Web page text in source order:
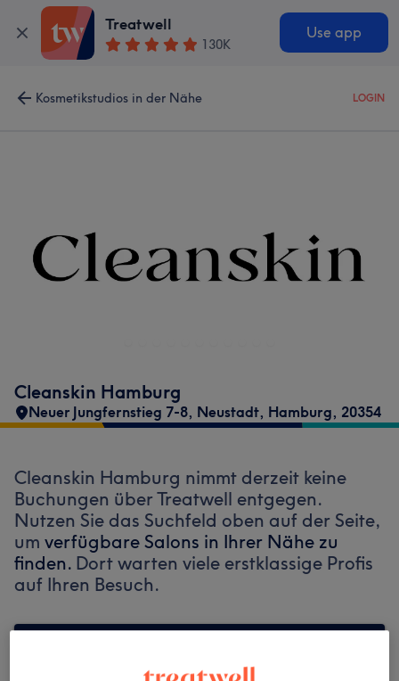
Treatwell
130K
Use app
Kosmetikstudios in der Nähe LOGIN
Cleanskin Hamburg
Neuer Jungfernstieg 7-8, Neustadt, Hamburg, 20354
Cleanskin Hamburg nimmt derzeit keine
Buchungen über Treatwell entgegen.
Nutzen Sie das Suchfeld oben auf der Seite,
um verfügbare Salons in Ihrer Nähe zu
finden. Dort warten viele erstklassige Profis
auf Ihren Besuch.